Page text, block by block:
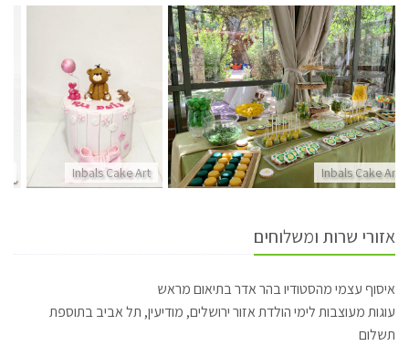
Inbals Cake Art
Inbals Cake Art
אזורי שרות ומשלוחים
איסוף עצמי מהסטודיו בהר אדר בתיאום מראש
עוגות מעוצבות לימי הולדת אזור ירושלים, מודיעין, תל אביב בתוספת
תשלום